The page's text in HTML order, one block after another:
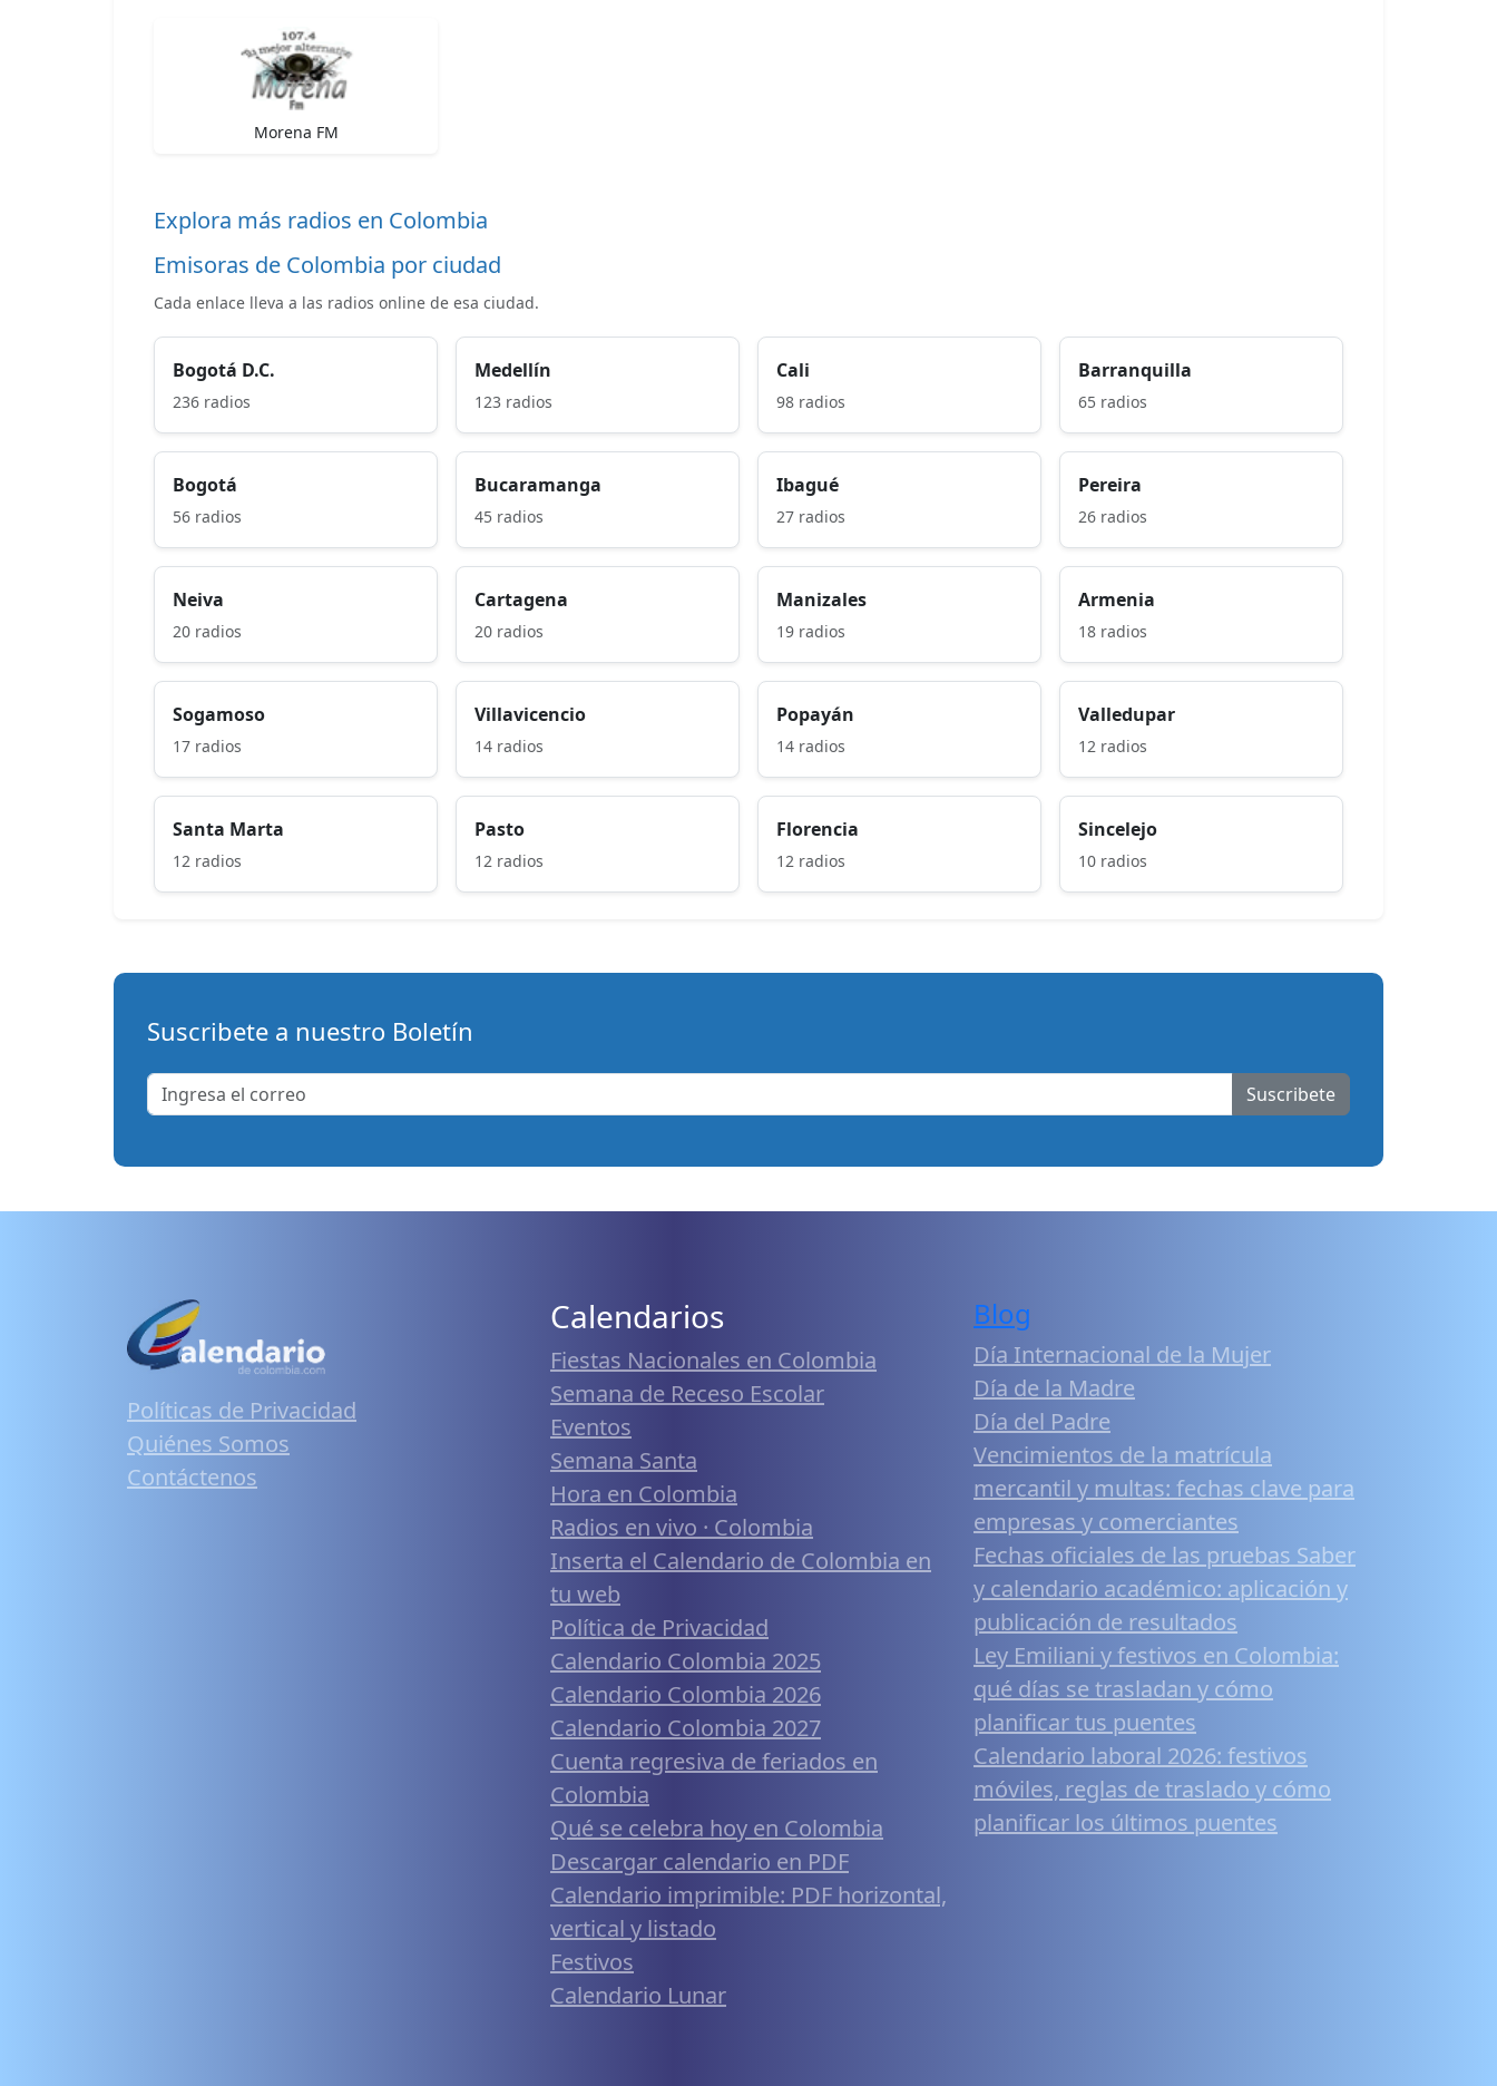
Morena FM
Explora más radios en Colombia
Emisoras de Colombia por ciudad
Cada enlace lleva a las radios online de esa ciudad.
Bogotá D.C.
236 radios
Medellín
123 radios
Cali
98 radios
Barranquilla
65 radios
Bogotá
56 radios
Bucaramanga
45 radios
Ibagué
27 radios
Pereira
26 radios
Neiva
20 radios
Cartagena
20 radios
Manizales
19 radios
Armenia
18 radios
Sogamoso
17 radios
Villavicencio
14 radios
Popayán
14 radios
Valledupar
12 radios
Santa Marta
12 radios
Pasto
12 radios
Florencia
12 radios
Sincelejo
10 radios
Suscribete a nuestro Boletín
Suscribete
Políticas de Privacidad
Quiénes Somos
Contáctenos
Calendarios
Fiestas Nacionales en Colombia
Semana de Receso Escolar
Eventos
Semana Santa
Hora en Colombia
Radios en vivo · Colombia
Inserta el Calendario de Colombia en
tu web
Política de Privacidad
Calendario Colombia 2025
Calendario Colombia 2026
Calendario Colombia 2027
Cuenta regresiva de feriados en
Colombia
Qué se celebra hoy en Colombia
Descargar calendario en PDF
Calendario imprimible: PDF horizontal,
vertical y listado
Festivos
Calendario Lunar
Blog
Día Internacional de la Mujer
Día de la Madre
Día del Padre
Vencimientos de la matrícula
mercantil y multas: fechas clave para
empresas y comerciantes
Fechas oficiales de las pruebas Saber
y calendario académico: aplicación y
publicación de resultados
Ley Emiliani y festivos en Colombia:
qué días se trasladan y cómo
planificar tus puentes
Calendario laboral 2026: festivos
móviles, reglas de traslado y cómo
planificar los últimos puentes